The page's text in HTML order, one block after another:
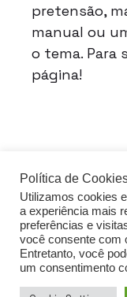
pretensão,
manual ou
o tema. Para
página!
acessar o
Política de
Utilizamos cookies
a experiência mais
preferências e
você consente com
Entretanto, você
um consentimento